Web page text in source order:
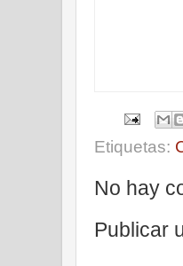
Etiquetas:
No hay
Publicar